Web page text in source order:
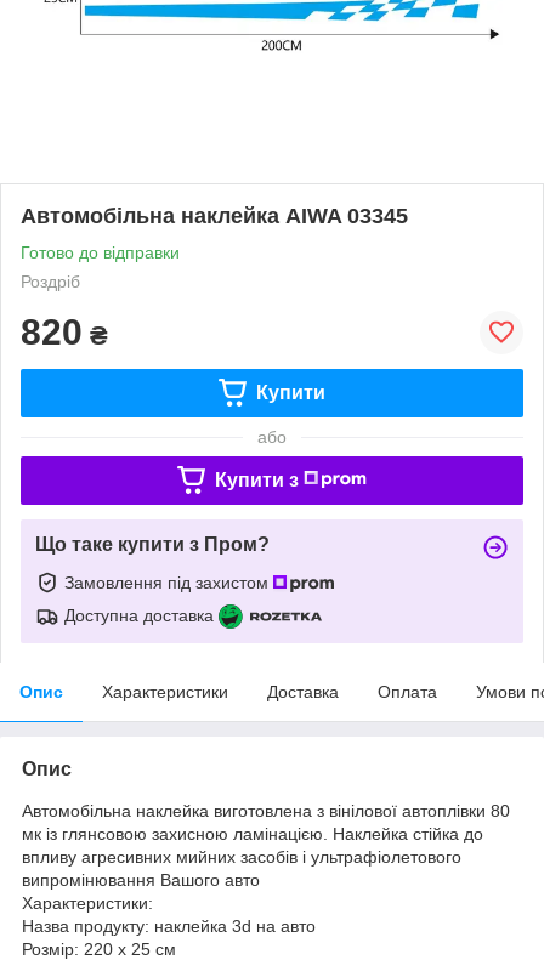
Автомобільна наклейка AIWA 03345
Готово до відправки
Роздріб
820 ₴
Купити
або
Купити з
Що таке купити з Пром?
Замовлення під захистом
Доступна доставка
Опис Характеристики Доставка Оплата Умови
Опис
Автомобільна наклейка виготовлена з вінілової автоплівки 80
мк із глянсовою захисною ламінацією. Наклейка стійка до
впливу агресивних мийних засобів і ультрафіолетового
випромінювання Вашого авто
Характеристики:
Назва продукту: наклейка 3d на авто
Розмір: 220 х 25 см